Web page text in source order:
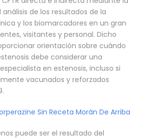
de los resultados de la
y los biomarcadores en un gran
visitantes y personal. Dicho
orientación sobre cuándo
debe considerar una
en estenosis, incluso si
vacunados y reforzados
Sin Receta Morán De Arriba
puede ser el resultado del